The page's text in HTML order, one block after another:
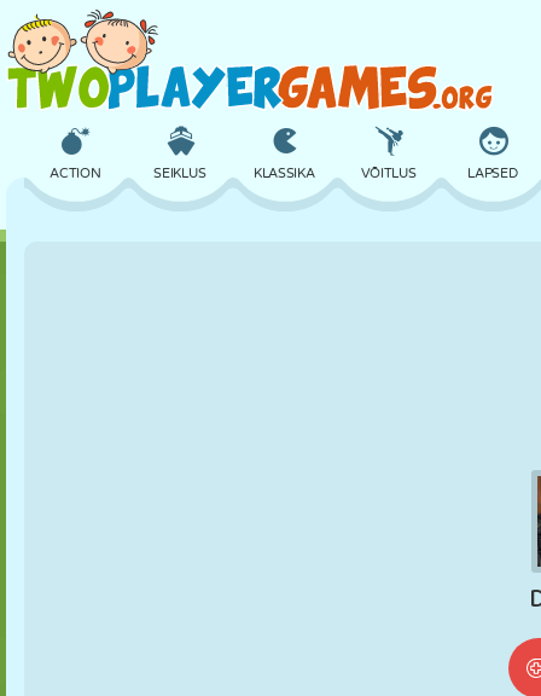
ACTION SEIKLUS KLASSIKA VÕITLUS LAPSED
TRIPS-TRAPS-
TRULL